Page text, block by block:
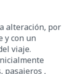
alteración, por
y con un
viaje.
pasajeros ,